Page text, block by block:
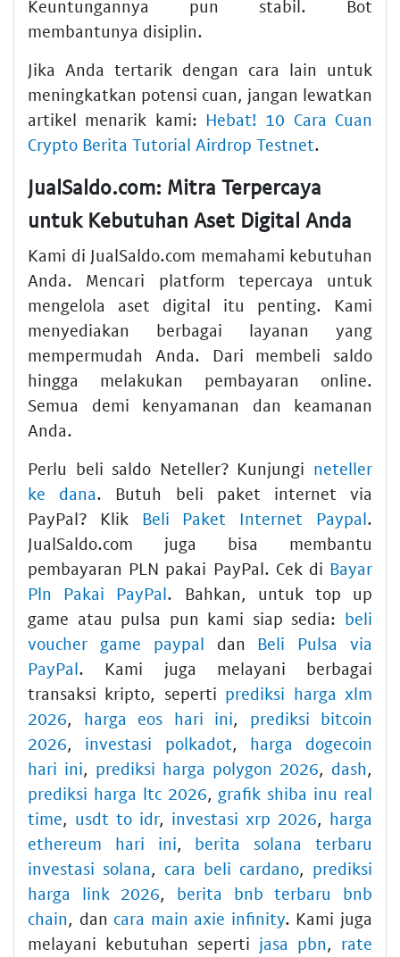
Keuntungannya pun stabil. Bot
membantunya disiplin.
Jika Anda tertarik dengan cara lain untuk
meningkatkan potensi cuan, jangan lewatkan
artikel menarik kami: Hebat! 10 Cara Cuan
Crypto Berita Tutorial Airdrop Testnet.
JualSaldo.com: Mitra Terpercaya
untuk Kebutuhan Aset Digital Anda
Kami di JualSaldo.com memahami kebutuhan
Anda. Mencari platform tepercaya untuk
mengelola aset digital itu penting. Kami
menyediakan berbagai layanan yang
mempermudah Anda. Dari membeli saldo
hingga melakukan pembayaran online.
Semua demi kenyamanan dan keamanan
Anda.
Perlu beli saldo Neteller? Kunjungi neteller
ke dana. Butuh beli paket internet via
PayPal? Klik Beli Paket Internet Paypal.
JualSaldo.com juga bisa membantu
pembayaran PLN pakai PayPal. Cek di Bayar
Pln Pakai PayPal. Bahkan, untuk top up
game atau pulsa pun kami siap sedia: beli
voucher game paypal dan Beli Pulsa via
PayPal. Kami juga melayani berbagai
transaksi kripto, seperti prediksi harga xlm
2026, harga eos hari ini, prediksi bitcoin
2026, investasi polkadot, harga dogecoin
hari ini, prediksi harga polygon 2026, dash,
prediksi harga ltc 2026, grafik shiba inu real
time, usdt to idr, investasi xrp 2026, harga
ethereum hari ini, berita solana terbaru
investasi solana, cara beli cardano, prediksi
harga link 2026, berita bnb terbaru bnb
chain, dan cara main axie infinity. Kami juga
melayani kebutuhan seperti jasa pbn, rate